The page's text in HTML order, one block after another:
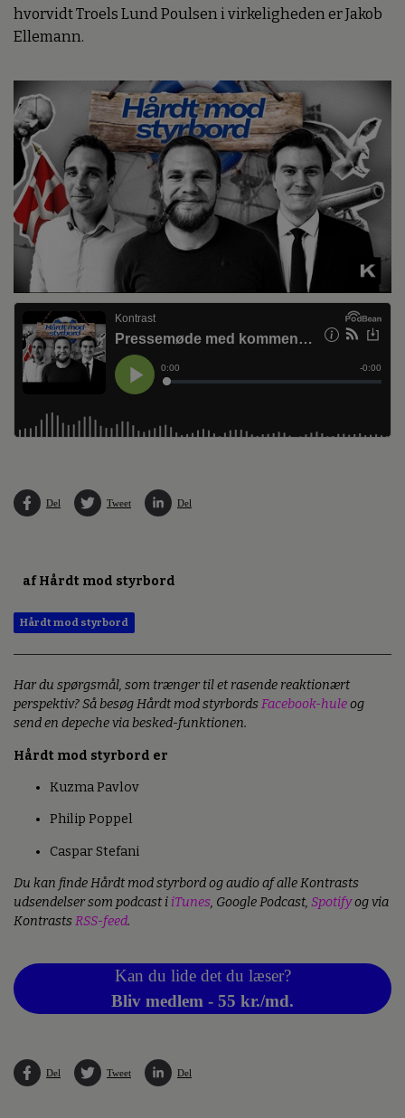
hvorvidt Troels Lund Poulsen i virkeligheden er Jakob
Ellemann.
Del Tweet Del
af Hårdt mod styrbord
Hårdt mod styrbord
Har du spørgsmål, som trænger til et rasende reaktionært
perspektiv? Så besøg Hårdt mod styrbordsFacebook-huleog
send en depeche via besked-funktionen.
Hårdt mod styrbord er
Kuzma Pavlov
Philip Poppel
Caspar Stefani
Du kan finde Hårdt mod styrbord og audio af alle Kontrasts
udsendelser som podcast i iTunes, Google Podcast, Spotifyog via
KontrastsRSS-feed.
Kan du lide det du læser?
Bliv medlem - 55 kr./md.
Del Tweet Del